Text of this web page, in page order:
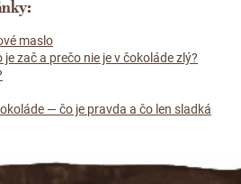
maslo
zač a prečo nie je v čokoláde zlý?
— čo je pravda a čo len sladká